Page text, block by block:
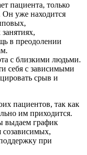
пациента, только
Он уже находится
в преодолении
с близкими людьми.
себя с зависимыми
срыв и
пациентов, так как
им приходится.
выдаем график
при